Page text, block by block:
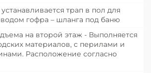
трап в пол для
гофра – шланга под баню
на второй этаж - Выполняется
материалов, с перилами и
Расположение согласно